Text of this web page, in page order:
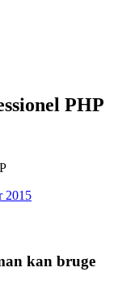
PHP
2015
kan bruge